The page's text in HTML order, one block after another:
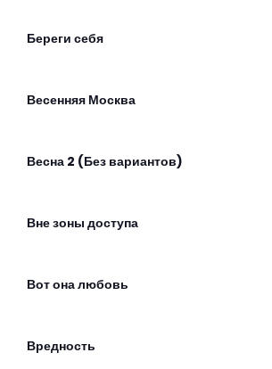
Береги себя
Весенняя Москва
Весна 2 (Без вариантов)
Вне зоны доступа
Вот она любовь
Вредность